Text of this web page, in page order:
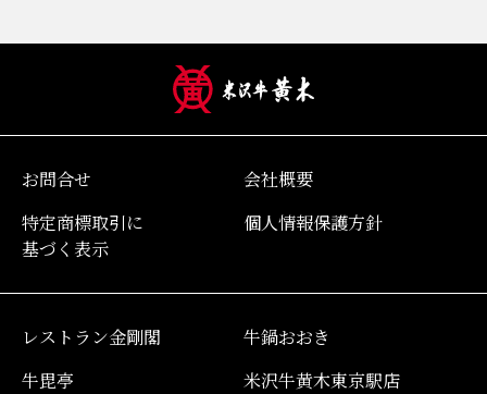
お問合せ
会社概要
特定商標取引に
基づく表示
個人情報保護方針
レストラン金剛閣
牛鍋おおき
牛毘亭
米沢牛黄木東京駅店